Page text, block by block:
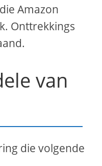
Amazon
Onttrekkings
van
die volgende